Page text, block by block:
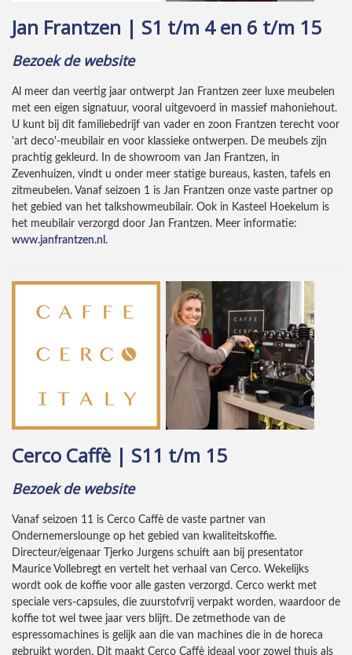
Jan Frantzen | S1 t/m 4 en 6 t/m 15
Bezoek de website
Al meer dan veertig jaar ontwerpt Jan Frantzen zeer luxe meubelen
met een eigen signatuur, vooral uitgevoerd in massief mahoniehout.
U kunt bij dit familiebedrijf van vader en zoon Frantzen terecht voor
'art deco'-meubilair en voor klassieke ontwerpen. De meubels zijn
prachtig gekleurd. In de showroom van Jan Frantzen, in
Zevenhuizen, vindt u onder meer statige bureaus, kasten, tafels en
zitmeubelen. Vanaf seizoen 1 is Jan Frantzen onze vaste partner op
het gebied van het talkshowmeubilair. Ook in Kasteel Hoekelum is
het meubilair verzorgd door Jan Frantzen. Meer informatie:
www.janfrantzen.nl .
Cerco Caffè | S11 t/m 15
Bezoek de website
Vanaf seizoen 11 is Cerco Caffè de vaste partner van
Ondernemerslounge op het gebied van kwaliteitskoffie.
Directeur/eigenaar Tjerko Jurgens schuift aan bij presentator
Maurice Vollebregt en vertelt het verhaal van Cerco. Wekelijks
wordt ook de koffie voor alle gasten verzorgd. Cerco werkt met
speciale vers-capsules, die zuurstofvrij verpakt worden, waardoor de
koffie tot wel twee jaar vers blijft. De zetmethode van de
espressomachines is gelijk aan die van machines die in de horeca
gebruikt worden. Dit maakt Cerco Caffè ideaal voor zowel thuis als